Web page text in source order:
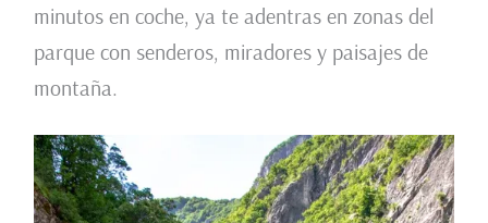
minutos en coche, ya te adentras en zonas del
parque con senderos, miradores y paisajes de
montaña.